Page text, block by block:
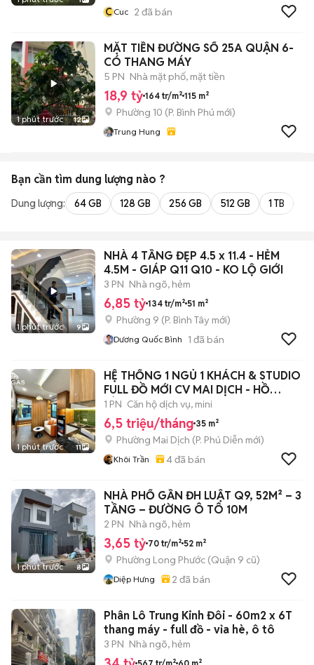
CCuc 2 đã bán
1 phút trước 12
MẶT TIỀN ĐƯỜNG SỐ 25A QUẬN 6-
CÓ THANG MÁY
5 PN Nhà mặt phố, mặt tiền
18,9 tỷ 164 tr/m² 115 m²
Phường 10 (P. Bình Phú mới)
Trung Hung
Bạn cần tìm dung lượng nào ?
Dung lượng: 64 GB 128 GB 256 GB 512 GB 1 TB
1 phút trước 9
NHÀ 4 TẦNG ĐẸP 4.5 x 11.4 - HẺM
4.5M - GIÁP Q11 Q10 - KO LỘ GIỚI
3 PN Nhà ngõ, hẻm
6,85 tỷ 134 tr/m² 51 m²
Phường 9 (P. Bình Tây mới)
Dương Quốc Bình 1 đã bán
1 phút trước 11
HỆ THỐNG 1 NGỦ 1 KHÁCH & STUDIO
FULL ĐỒ MỚI CV MAI DỊCH - HỒ
TÙNG MẬU
1 PN Căn hộ dịch vụ, mini
6,5 triệu/tháng 35 m²
Phường Mai Dịch (P. Phú Diễn mới)
Khôi Trần 4đã bán
1 phút trước 8
NHÀ PHỐ GẦN ĐH LUẬT Q9, 52M² – 3
TẦNG – ĐƯỜNG Ô TÔ 10M
2 PN Nhà ngõ, hẻm
3,65 tỷ 70 tr/m² 52 m²
Phường Long Phước (Quận 9 cũ)
Diệp Hưng 2 đã bán
Phân Lô Trung Kinh Đôi - 60m2 x 6T
thang máy - full đồ - vỉa hè, ô tô
3 PN Nhà ngõ, hẻm
567 tr/m² 60 m²